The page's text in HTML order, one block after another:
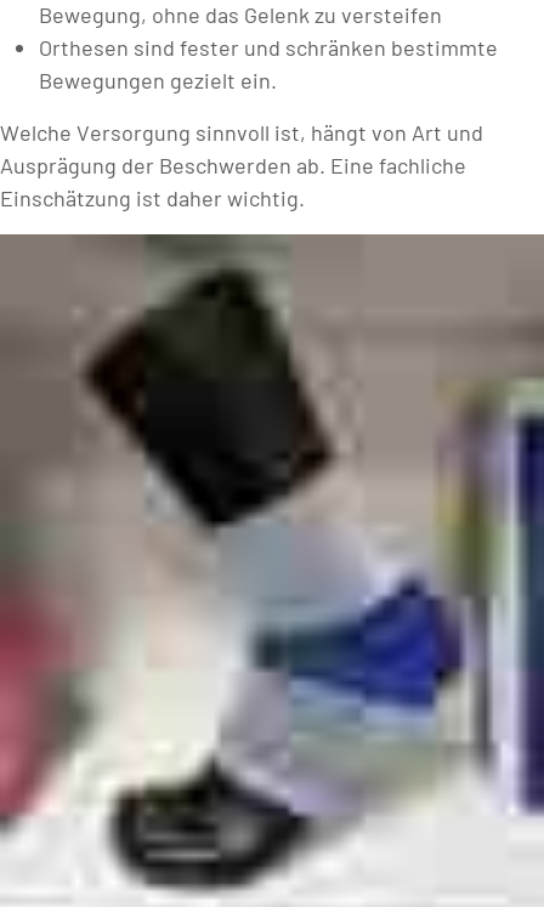
Bewegung, ohne das Gelenk zu versteifen
Orthesen sind fester und schränken bestimmte
Bewegungen gezielt ein.
Welche Versorgung sinnvoll ist, hängt von Art und
Ausprägung der Beschwerden ab. Eine fachliche
Einschätzung ist daher wichtig.